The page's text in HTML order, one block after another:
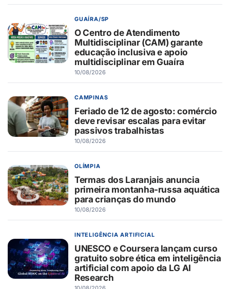
GUAÍRA/SP
O Centro de Atendimento
Multidisciplinar (CAM) garante
educação inclusiva e apoio
multidisciplinar em Guaíra
10/08/2026
CAMPINAS
Feriado de 12 de agosto: comércio
deve revisar escalas para evitar
passivos trabalhistas
10/08/2026
OLÍMPIA
Termas dos Laranjais anuncia
primeira montanha-russa aquática
para crianças do mundo
10/08/2026
INTELIGÊNCIA ARTIFICIAL
UNESCO e Coursera lançam curso
gratuito sobre ética em inteligência
artificial com apoio da LG AI
Research